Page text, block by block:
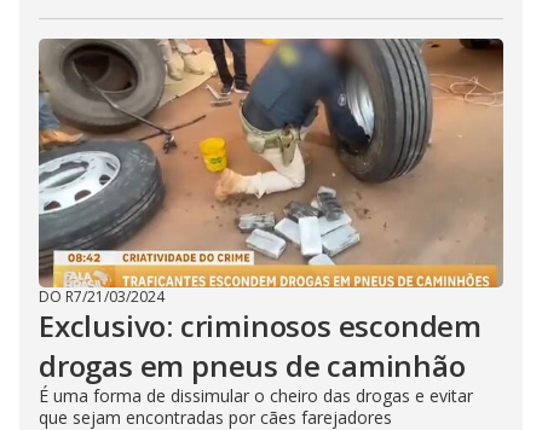
DO R7/21/03/2024
Exclusivo: criminosos escondem
drogas em pneus de caminhão
É uma forma de dissimular o cheiro das drogas e evitar
que sejam encontradas por cães farejadores